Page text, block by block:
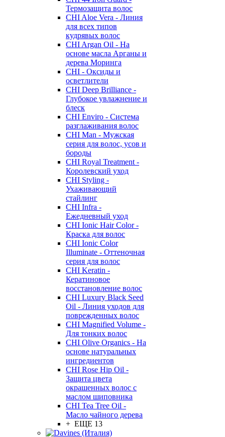
Термозащита волос
CHI Aloe Vera - Линия
для всех типов
кудрявых волос
CHI Argan Oil - На
основе масла Арганы и
дерева Моринга
CHI - Оксиды и
осветлители
CHI Deep Brilliance -
Глубокое увлажнение и
блеск
CHI Enviro - Система
разглаживания волос
CHI Man - Мужская
серия для волос, усов и
бороды
CHI Royal Treatment -
Королевский уход
CHI Styling -
Ухаживающий
стайлинг
CHI Infra -
Ежедневный уход
CHI Ionic Hair Color -
Краска для волос
CHI Ionic Color
Illuminate - Оттеночная
серия для волос
CHI Keratin -
Кератиновое
восстановление волос
CHI Luxury Black Seed
Oil - Линия уходов для
поврежденных волос
CHI Magnified Volume -
Для тонких волос
CHI Olive Organics - На
основе натуральных
ингредиентов
CHI Rose Hip Oil -
Защита цвета
окрашенных волос с
маслом шиповника
CHI Tea Tree Oil -
Масло чайного дерева
+ ЕЩЕ 13